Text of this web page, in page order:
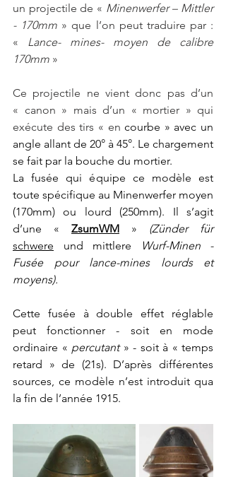
un projectile de « Minenwerfer – Mittler
- 170mm » que l’on peut traduire par :
«
Lance- mines- moyen de calibre
170mm »
Ce projectile ne vient donc pas d’un
« canon » mais d’un « mortier » qui
exécute des tirs « en courbe » avec un
angle allant de 20° à 45°. Le chargement
se fait par la bouche du mortier.
La fusée qui équipe ce modèle est
toute spécifique au Minenwerfer moyen
(170mm) ou lourd (250mm). Il s’agit
d’une « ZsumWM »
(Zünder für
schwere und mittlere Wurf-Minen -
Fusée pour lance-mines lourds et
moyens).
Cette fusée à double effet réglable
peut fonctionner - soit en mode
ordinaire « percutant » - soit à « temps
retard » de (21s). D’après différentes
sources, ce modèle n’est introduit qua
la fin de l’année 1915.